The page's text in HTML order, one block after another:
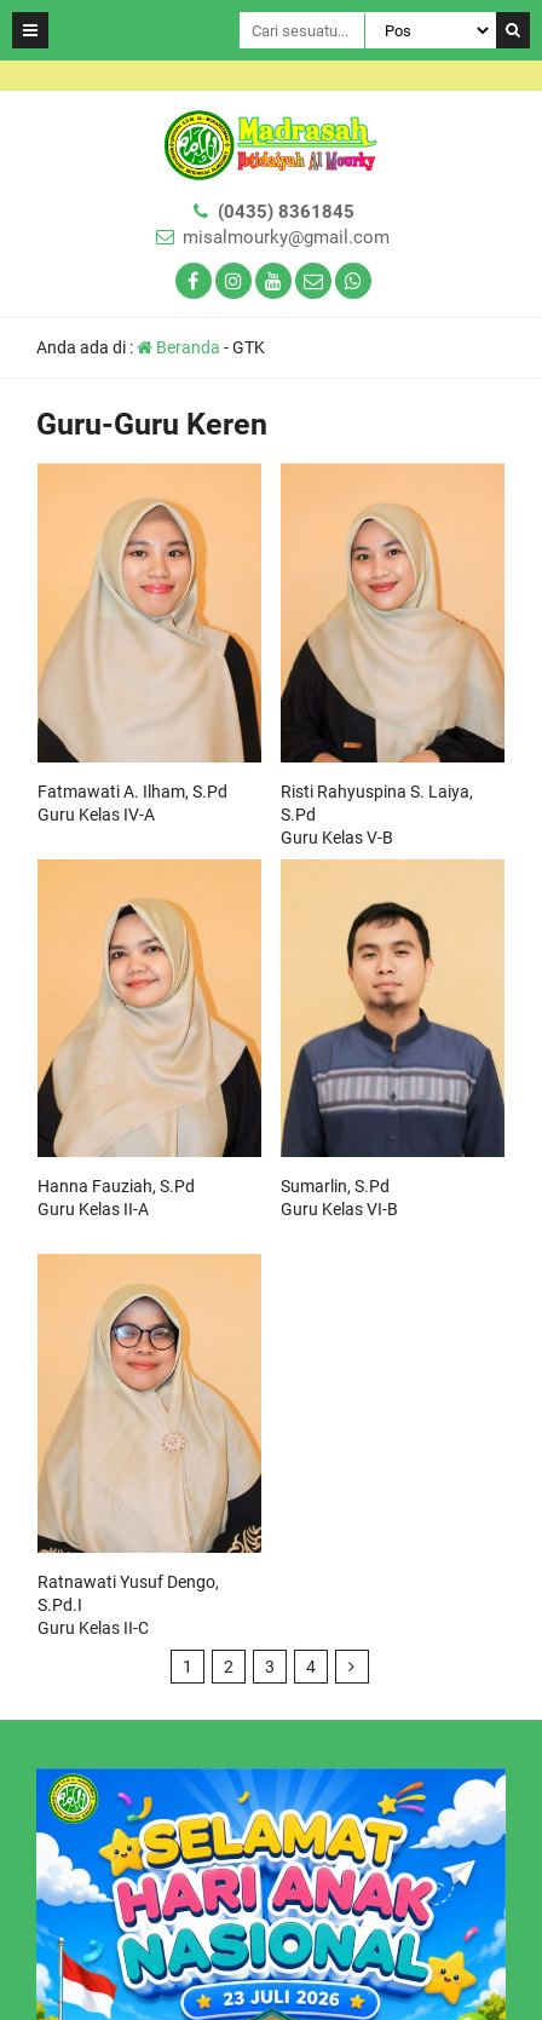
(0435) 8361845
misalmourky@gmail.com
Anda ada di : Beranda -GTK
Guru-Guru Keren
Fatmawati A. Ilham, S.Pd
Guru Kelas IV-A
Risti Rahyuspina S. Laiya,
S.Pd
Guru Kelas V-B
Hanna Fauziah, S.Pd
Guru Kelas II-A
Sumarlin, S.Pd
Guru Kelas VI-B
Ratnawati Yusuf Dengo,
S.Pd.I
Guru Kelas II-C
1
2 3 4